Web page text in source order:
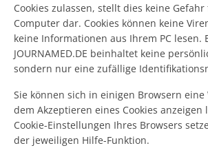
Cookies zulassen, stellt dies keine
Computer dar. Cookies können keine
keine Informationen aus Ihrem PC lesen.
JOURNAMED.DE beinhaltet keine
sondern nur eine zufällige
Sie können sich in einigen Browsern
dem Akzeptieren eines Cookies anzeigen
Cookie-Einstellungen Ihres Browsers
der jeweiligen Hilfe-Funktion.